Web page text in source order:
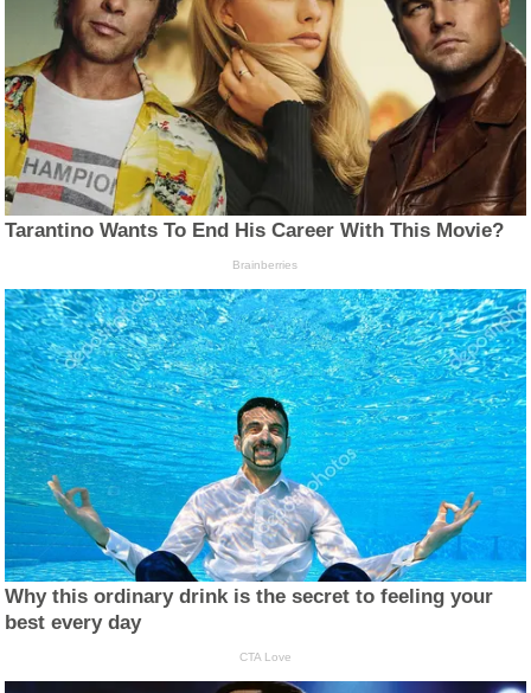
Tarantino Wants To End His Career With This Movie?
Brainberries
Why this ordinary drink is the secret to feeling your
best every day
CTA Love